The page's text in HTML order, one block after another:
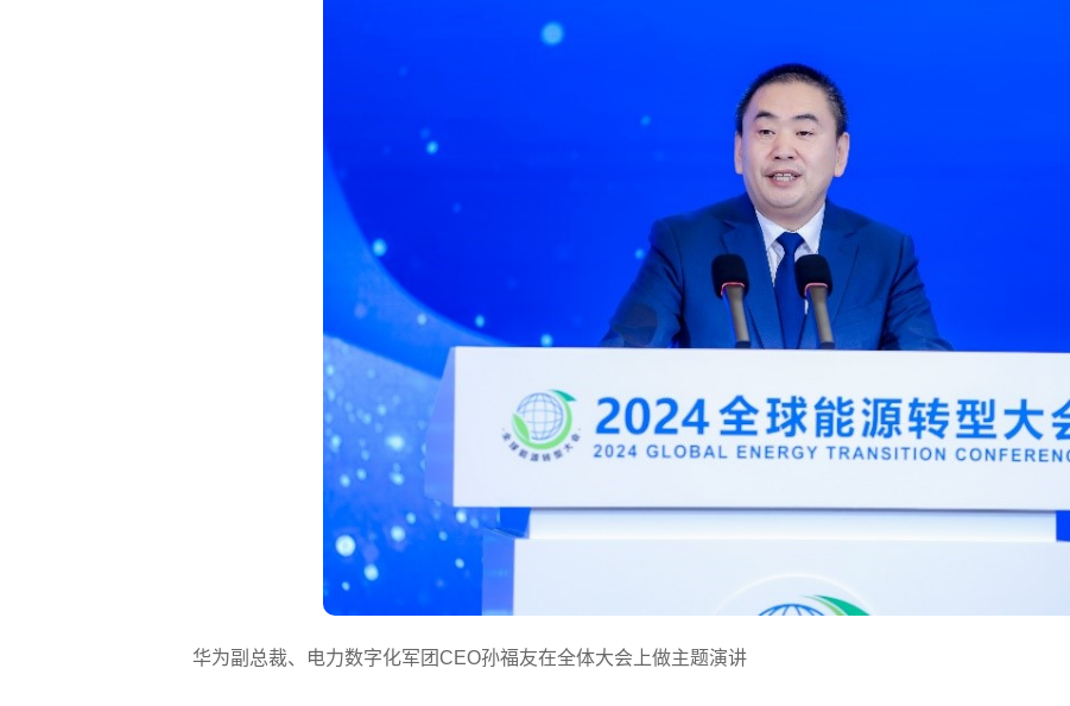
华为副总裁、电力数字化军团CEO孙福友在全体大会上做主题演讲